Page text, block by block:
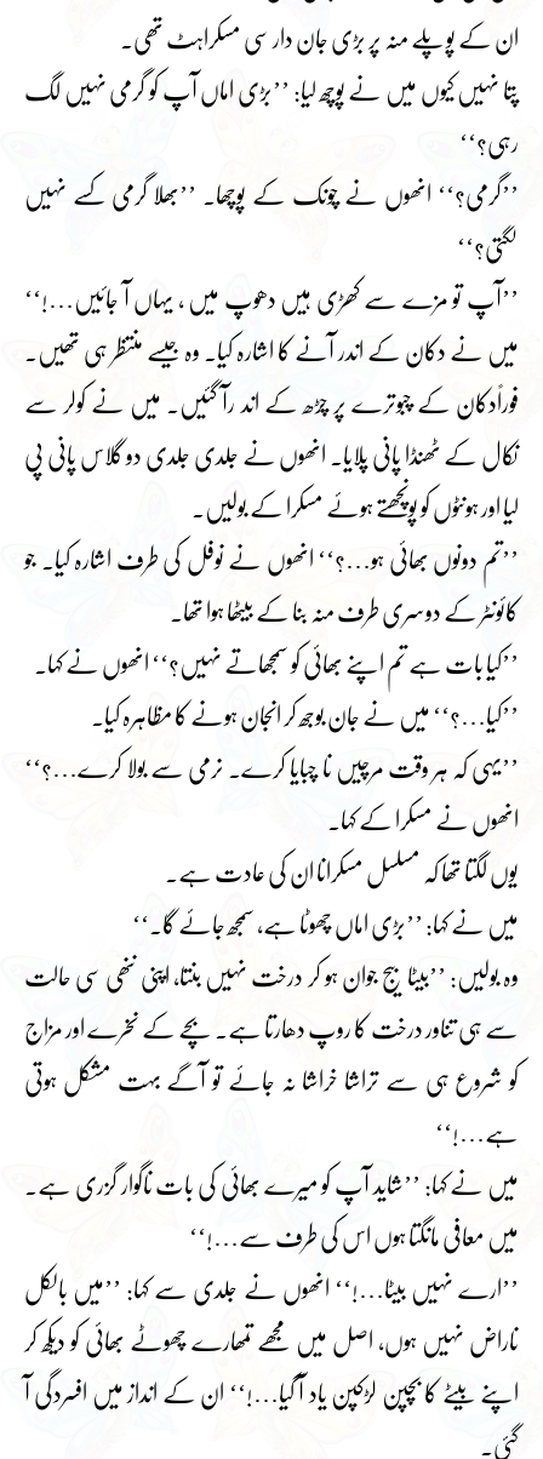
ان کے پوپلے منہ پر بڑی جان دار سی مسکراہٹ تھی۔
پتا نہیں کیوں میں نے پوچھ لیا: ’’بڑی اماں آپ کو گرمی نہیں لگ
رہی؟‘‘
’’گرمی؟‘‘ انھوں نے چونک کے پوچھا۔ ’’بھلا گرمی کسے نہیں
لگتی؟‘‘
’’آپ تو مزے سے کھڑی ہیں دھوپ میں ، یہاں آ جائیں…!‘‘
میں نے دکان کے اندر آنے کا اشارہ کیا۔ وہ جیسے منتظر ہی تھیں۔
فوراًدکان کے چبوترے پر چڑھ کے اند رآ گئیں۔ میں نے کولر سے
نکال کے ٹھنڈا پانی پلایا۔ انھوں نے جلدی جلدی دو گلاس پانی پی
لیا اور ہونٹوں کو پونچھتے ہوئے مسکرا کے بولیں۔
’’تم دونوں بھائی ہو…؟‘‘ انھوں نے نوفل کی طرف اشارہ کیا۔ جو
کائونٹر کے دوسری طرف منہ بنا کے بیٹھا ہوا تھا۔
’’کیا بات ہے تم اپنے بھائی کو سمجھاتے نہیں؟‘‘ انھوں نے کہا۔
’’کیا…؟‘‘ میں نے جان بوجھ کر انجان ہونے کا مظاہرہ کیا۔
’’یہی کہ ہر وقت مرچیں نا چبایا کرے۔ نرمی سے بولا کرے…؟‘‘
انھوں نے مسکرا کے کہا۔
یوں لگتا تھا کہ مسلسل مسکرانا ان کی عادت ہے۔
میں نے کہا: ’’بڑی اماں چھوٹا ہے، سمجھ جائے گا۔‘‘
وہ بولیں: ’’بیٹا بیج جوان ہو کر درخت نہیں بنتا، اپنی ننھی سی حالت
سے ہی تناور درخت کا روپ دھارتا ہے۔ بچے کے نخرے اور مزاج
کو شروع ہی سے تراشا خراشا نہ جائے تو آگے بہت مشکل ہوتی
ہے…!‘‘
میں نے کہا: ’’شاید آپ کو میرے بھائی کی بات ناگوار گزری ہے۔
میں معافی مانگتا ہوں اس کی طرف سے…!‘‘
’’ارے نہیں بیٹا…!‘‘ انھوں نے جلدی سے کہا: ’’میں بالکل
ناراض نہیں ہوں، اصل میں مجھے تمھارے چھوٹے بھائی کو دیکھ کر
اپنے بیٹے کا بچپن لڑکپن یاد آ گیا…!‘‘ ان کے انداز میں افسردگی آ
گئی۔